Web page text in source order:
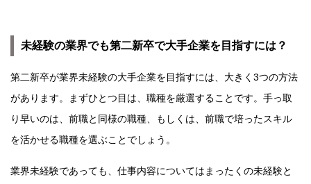
未経験の業界でも第二新卒で大手企業を目指すには？
第二新卒が業界未経験の大手企業を目指すには、大きく3つの方法
があります。まずひとつ目は、職種を厳選することです。手っ取
り早いのは、前職と同様の職種、もしくは、前職で培ったスキル
を活かせる職種を選ぶことでしょう。
業界未経験であっても、仕事内容についてはまったくの未経験と